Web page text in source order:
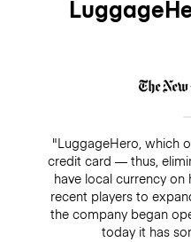
"LuggageHero, which
credit card — thus,
have local currency
recent players to
the company began
today it has